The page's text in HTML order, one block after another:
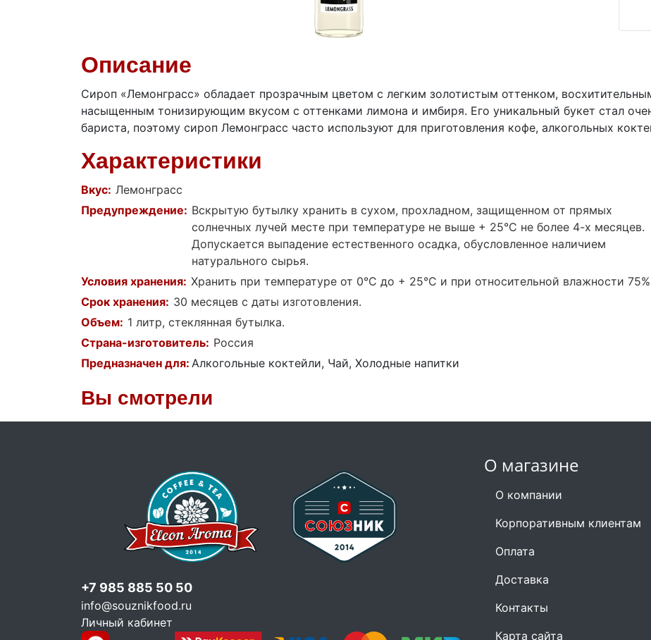
Описание
Сироп «Лемонграсс» обладает прозрачным цветом с легким золотистым оттенком,
насыщенным тонизирующим вкусом с оттенками лимона и имбиря. Его уникальный букет стал
бариста, поэтому сироп Лемонграсс часто используют для приготовления кофе, алкогольных
Характеристики
Вкус: Лемонграсс
Предупреждение: Вскрытую бутылку хранить в сухом, прохладном, защищенном от прямых
солнечных лучей месте при температуре не выше + 25°С не более 4-х месяцев.
Допускается выпадение естественного осадка, обусловленное наличием
натурального сырья.
Условия хранения: Хранить при температуре от 0°С до + 25°С и при относительной влажности
Срок хранения: 30 месяцев с даты изготовления.
Объем: 1 литр, стеклянная бутылка.
Страна-изготовитель: Россия
Предназначен для: Алкогольные коктейли, Чай, Холодные напитки
Вы смотрели
О магазине
О компании
Корпоративным клиентам
Оплата
Доставка
Контакты
Карта сайта
+7 985 885 50 50
info@souznikfood.ru
Личный кабинет